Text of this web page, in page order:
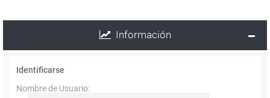
Información
Identificarse
Nombre de Usuario: